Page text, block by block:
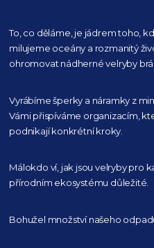
To, co děláme, je jádrem toho,
milujeme oceány a rozmanitý
ohromovat nádherné velryby
Vyrábíme šperky a náramky z
Vámi přispíváme organizacím,
podnikají konkrétní kroky.
Málokdo ví, jak jsou velryby pro
přírodním ekosystému důležité.
Bohužel množství našeho